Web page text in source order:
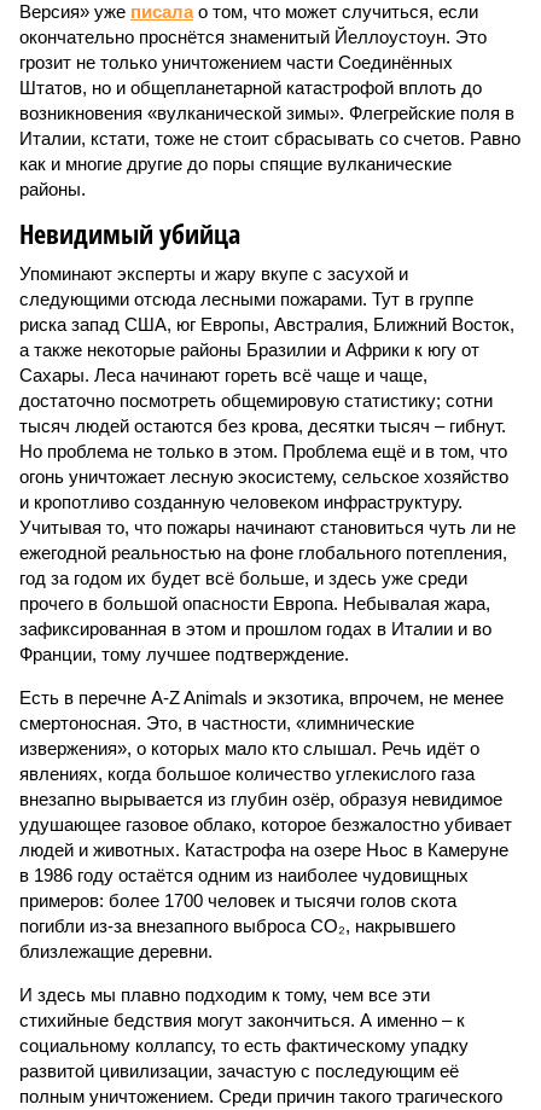
Версия» уже писалао том, что может случиться, если
окончательно проснётся знаменитый Йеллоустоун. Это
грозит не только уничтожением части Соединённых
Штатов, но и общепланетарной катастрофой вплоть до
возникновения «вулканической зимы». Флегрейские поля в
Италии, кстати, тоже не стоит сбрасывать со счетов. Равно
как и многие другие до поры спящие вулканические
районы.
Невидимый убийца
Упоминают эксперты и жару вкупе с засухой и
следующими отсюда лесными пожарами. Тут в группе
риска запад США, юг Европы, Австралия, Ближний Восток,
а также некоторые районы Бразилии и Африки к югу от
Сахары. Леса начинают гореть всё чаще и чаще,
достаточно посмотреть общемировую статистику; сотни
тысяч людей остаются без крова, десятки тысяч – гибнут.
Но проблема не только в этом. Проблема ещё и в том, что
огонь уничтожает лесную экосистему, сельское хозяйство
и кропотливо созданную человеком инфраструктуру.
Учитывая то, что пожары начинают становиться чуть ли не
ежегодной реальностью на фоне глобального потепления,
год за годом их будет всё больше, и здесь уже среди
прочего в большой опасности Европа. Небывалая жара,
зафиксированная в этом и прошлом годах в Италии и во
Франции, тому лучшее подтверждение.
Есть в перечне A-Z Animals и экзотика, впрочем, не менее
смертоносная. Это, в частности, «лимнические
извержения», о которых мало кто слышал. Речь идёт о
явлениях, когда большое количество углекислого газа
внезапно вырывается из глубин озёр, образуя невидимое
удушающее газовое облако, которое безжалостно убивает
людей и животных. Катастрофа на озере Ньос в Камеруне
в 1986 году остаётся одним из наиболее чудовищных
примеров: более 1700 человек и тысячи голов скота
погибли из-за внезапного выброса CO₂, накрывшего
близлежащие деревни.
И здесь мы плавно подходим к тому, чем все эти
стихийные бедствия могут закончиться. А именно – к
социальному коллапсу, то есть фактическому упадку
развитой цивилизации, зачастую с последующим её
полным уничтожением. Среди причин такого трагического